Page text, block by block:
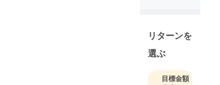
リターンを
選ぶ
目標金額